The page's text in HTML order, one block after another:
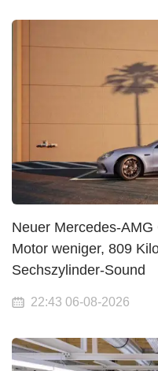
Neuer Mercedes-
Motor weniger, 809
Sechszylinder-Sound
22:43 06-08-2026